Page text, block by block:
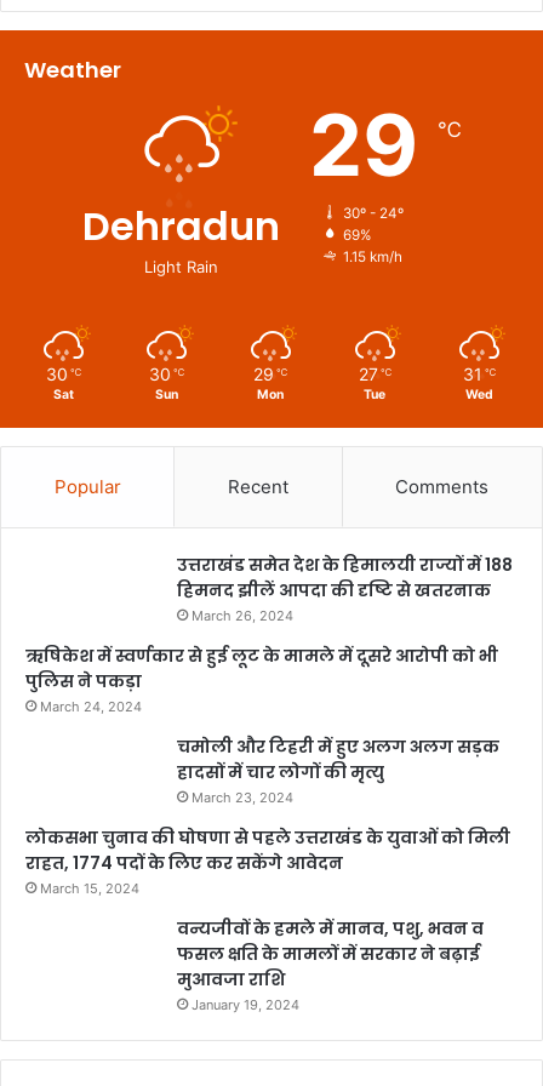
Weather
Dehradun
Light Rain
29 ℃
30º - 24º
69%
1.15 km/h
30 ℃
Sat
30 ℃
Sun
29 ℃
Mon
27 ℃
Tue
31 ℃
Wed
Popular Recent Comments
उत्तराखंड समेत देश के हिमालयी राज्यों में 188
हिमनद झीलें आपदा की दृष्टि से खतरनाक
March 26, 2024
ऋषिकेश में स्वर्णकार से हुई लूट के मामले में दूसरे आरोपी को भी
पुलिस ने पकड़ा
March 24, 2024
चमोली और टिहरी में हुए अलग अलग सड़क
हादसों में चार लोगों की मृत्यु
March 23, 2024
लोकसभा चुनाव की घोषणा से पहले उत्तराखंड के युवाओं को मिली
राहत, 1774 पदों के लिए कर सकेंगे आवेदन
March 15, 2024
वन्यजीवों के हमले में मानव, पशु, भवन व
फसल क्षति के मामलों में सरकार ने बढ़ाई
मुआवजा राशि
January 19, 2024